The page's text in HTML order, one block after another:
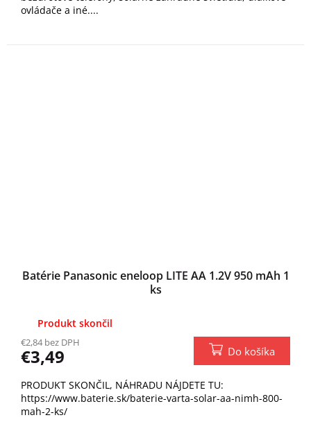
ovládače a iné....
Batérie Panasonic eneloop LITE AA 1.2V 950 mAh 1
ks
Produkt skončil
€2,84 bez DPH
€3,49 Do košíka
PRODUKT SKONČIL, NÁHRADU NÁJDETE TU:
https://www.baterie.sk/baterie-varta-solar-aa-nimh-800-
mah-2-ks/